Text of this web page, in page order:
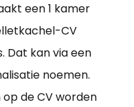
een 1 kamer
CV
Dat kan via een
noemen.
de CV worden